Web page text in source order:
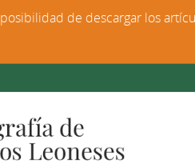
de descargar los